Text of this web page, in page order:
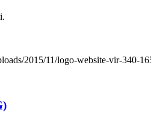
2015/11/logo-website-vir-340-